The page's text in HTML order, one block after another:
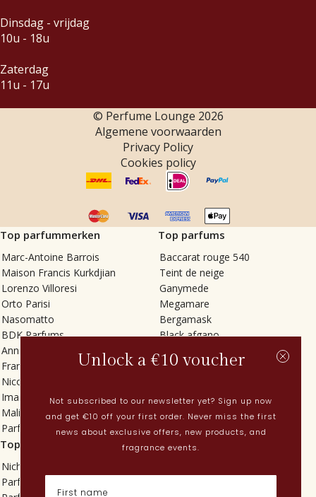
Dinsdag - vrijdag
10u - 18u
Zaterdag
11u - 17u
© Perfume Lounge 2026
Algemene voorwaarden
Privacy Policy
Cookies policy
Top parfummerken
Marc-Antoine Barrois
Maison Francis Kurkdjian
Lorenzo Villoresi
Orto Parisi
Nasomatto
BDK Parfums
Annindriya
Francesca Bianchi
Nicolaï
Imaginary Authors
Malin + Goetz
Parfums MDCI
Top parfums
Baccarat rouge 540
Teint de neige
Ganymede
Megamare
Bergamask
Black afgano
Tilia
Vetiver Rain
In Love with Everything
Sticky Fingers
Top categorieën
Niche parfums
Parfums voor dames
Actueel
Unlock a €10 voucher
Not subscribed to our newsletter yet? Sign up now
and get €10 off your first order. Never miss the first
news about exclusive offers, new products, and
fragrance events.